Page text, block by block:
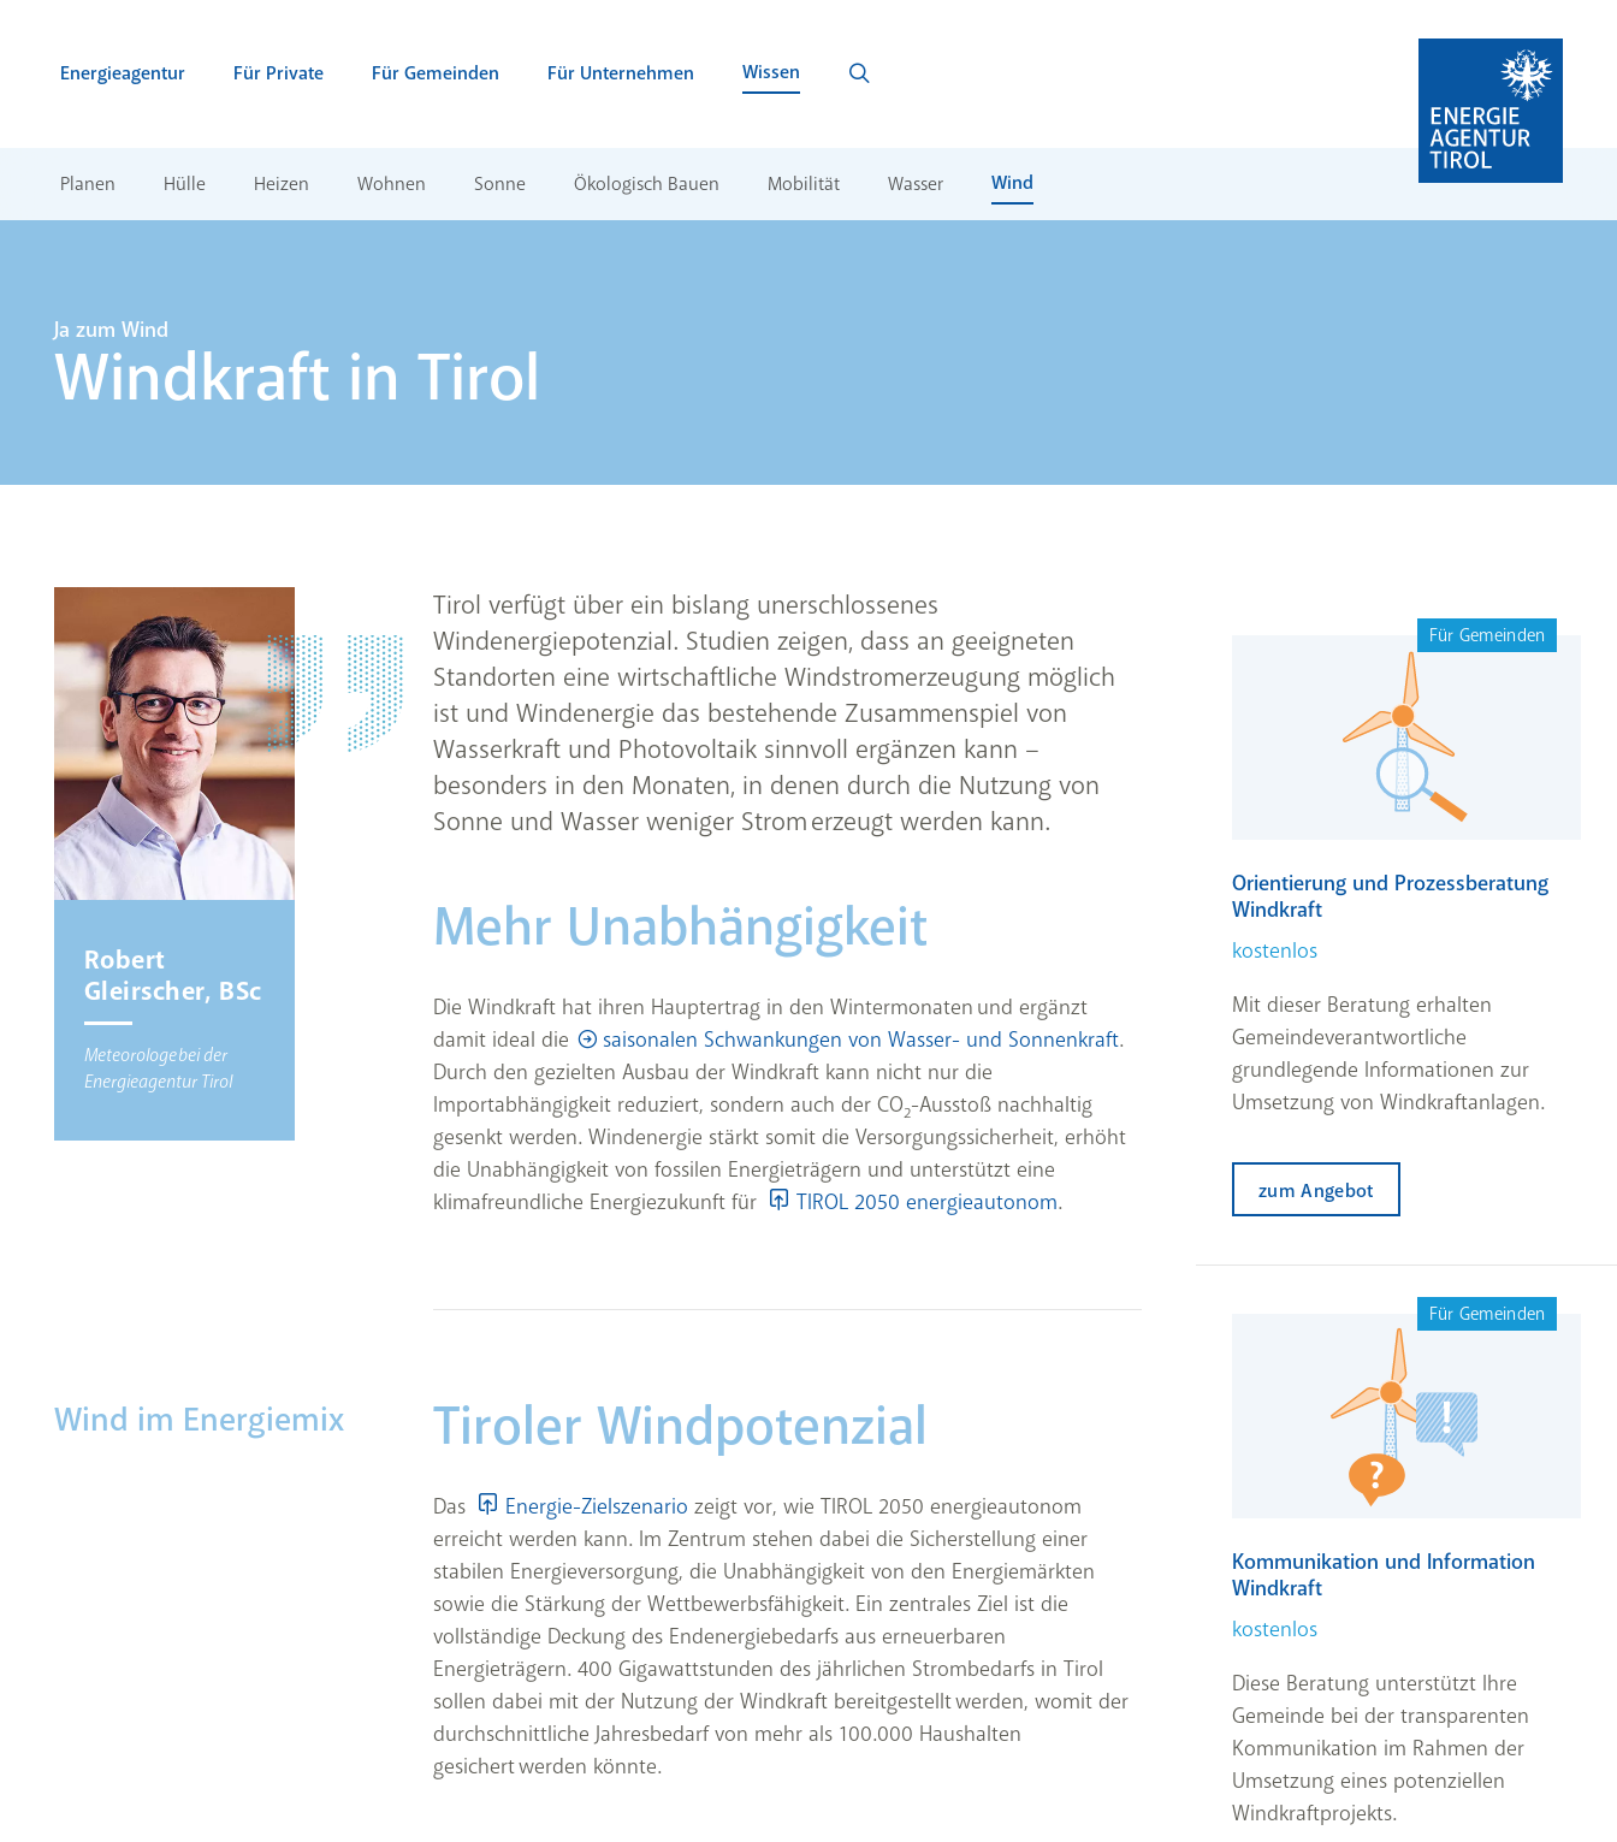
Energieagentur Für Private Für Gemeinden Für Unternehmen Wissen
Planen Hülle Heizen Wohnen Sonne Ökologisch Bauen Mobilität Wasser Wind
Ja zum Wind
Windkraft in Tirol
Robert
Gleirscher, BSc
Meteorologe bei der
Energieagentur Tirol
Tirol verfügt über ein bislang unerschlossenes
Windenergiepotenzial. Studien zeigen, dass an geeigneten
Standorten eine wirtschaftliche Windstromerzeugung möglich
ist und Windenergie das bestehende Zusammenspiel von
Wasserkraft und Photovoltaik sinnvoll ergänzen kann –
besonders in den Monaten, in denen durch die Nutzung von
Sonne und Wasser weniger Strom erzeugt werden kann.
Mehr Unabhängigkeit
Die Windkraft hat ihren Hauptertrag in den Wintermonaten und ergänzt
damit ideal die
saisonalen Schwankungen von Wasser- und Sonnenkraft.
Durch den gezielten Ausbau der Windkraft kann nicht nur die
Importabhängigkeit reduziert, sondern auch der CO2-Ausstoß nachhaltig
gesenkt werden. Windenergie stärkt somit die Versorgungssicherheit, erhöht
die Unabhängigkeit von fossilen Energieträgern und unterstützt eine
klimafreundliche Energiezukunft für
TIROL 2050 energieautonom.
Wind im Energiemix Tiroler Windpotenzial
Das Energie-Zielszenario zeigt vor, wie TIROL 2050 energieautonom
erreicht werden kann. Im Zentrum stehen dabei die Sicherstellung einer
stabilen Energieversorgung, die Unabhängigkeit von den Energiemärkten
sowie die Stärkung der Wettbewerbsfähigkeit. Ein zentrales Ziel ist die
vollständige Deckung des Endenergiebedarfs aus erneuerbaren
Energieträgern. 400 Gigawattstunden des jährlichen Strombedarfs in Tirol
sollen dabei mit der Nutzung der Windkraft bereitgestellt werden, womit der
durchschnittliche Jahresbedarf von mehr als 100.000 Haushalten
gesichert werden könnte.
Für Gemeinden
Orientierung und Prozessberatung
Windkraft
kostenlos
Mit dieser Beratung erhalten
Gemeindeverantwortliche
grundlegende Informationen zur
Umsetzung von Windkraftanlagen.
zum Angebot
Für Gemeinden
Kommunikation und Information
Windkraft
kostenlos
Diese Beratung unterstützt Ihre
Gemeinde bei der transparenten
Kommunikation im Rahmen der
Umsetzung eines potenziellen
Windkraftprojekts.